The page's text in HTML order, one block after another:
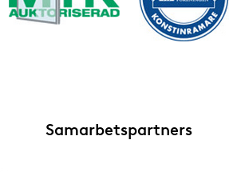
Samarbetspartners